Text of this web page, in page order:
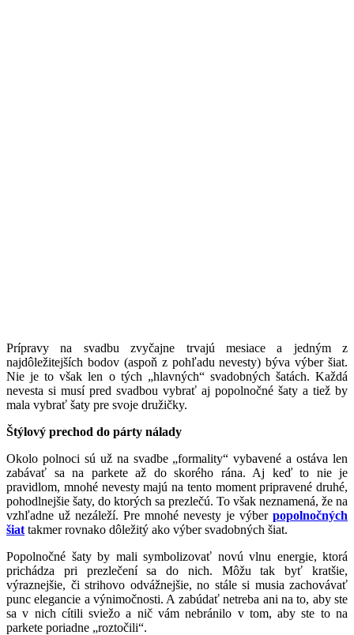
Prípravy na svadbu zvyčajne trvajú mesiace a jedným z
najdôležitejších bodov (aspoň z pohľadu nevesty) býva výber šiat.
Nie je to však len o tých „hlavných“ svadobných šatách. Každá
nevesta si musí pred svadbou vybrať aj popolnočné šaty a tiež by
mala vybrať šaty pre svoje družičky.
Štýlový prechod do párty nálady
Okolo polnoci sú už na svadbe „formality“ vybavené a ostáva len
zabávať sa na parkete až do skorého rána. Aj keď to nie je
pravidlom, mnohé nevesty majú na tento moment pripravené druhé,
pohodlnejšie šaty, do ktorých sa prezlečú. To však neznamená, že na
vzhľadne už nezáleží. Pre mnohé nevesty je výber popolnočných
šiat takmer rovnako dôležitý ako výber svadobných šiat.
Popolnočné šaty by mali symbolizovať novú vlnu energie, ktorá
prichádza pri prezlečení sa do nich. Môžu tak byť kratšie,
výraznejšie, či strihovo odvážnejšie, no stále si musia zachovávať
punc elegancie a výnimočnosti. A zabúdať netreba ani na to, aby ste
sa v nich cítili sviežo a nič vám nebránilo v tom, aby ste to na
parkete poriadne „roztočili“.